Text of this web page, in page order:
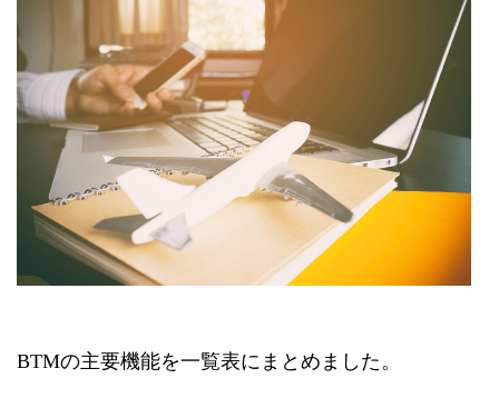
BTMの主要機能を一覧表にまとめました。